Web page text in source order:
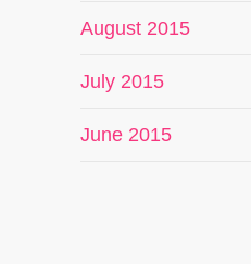
August 2015
July 2015
June 2015